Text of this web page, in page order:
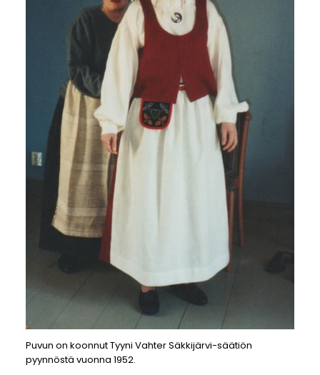
Puvun on koonnut Tyyni Vahter Säkkijärvi-säätiön
pyynnöstä vuonna 1952.